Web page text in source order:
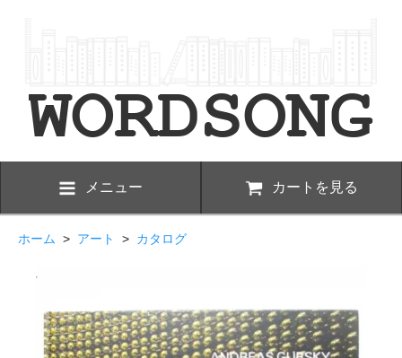
メニュー カートを見る
ホーム > アート > カタログ